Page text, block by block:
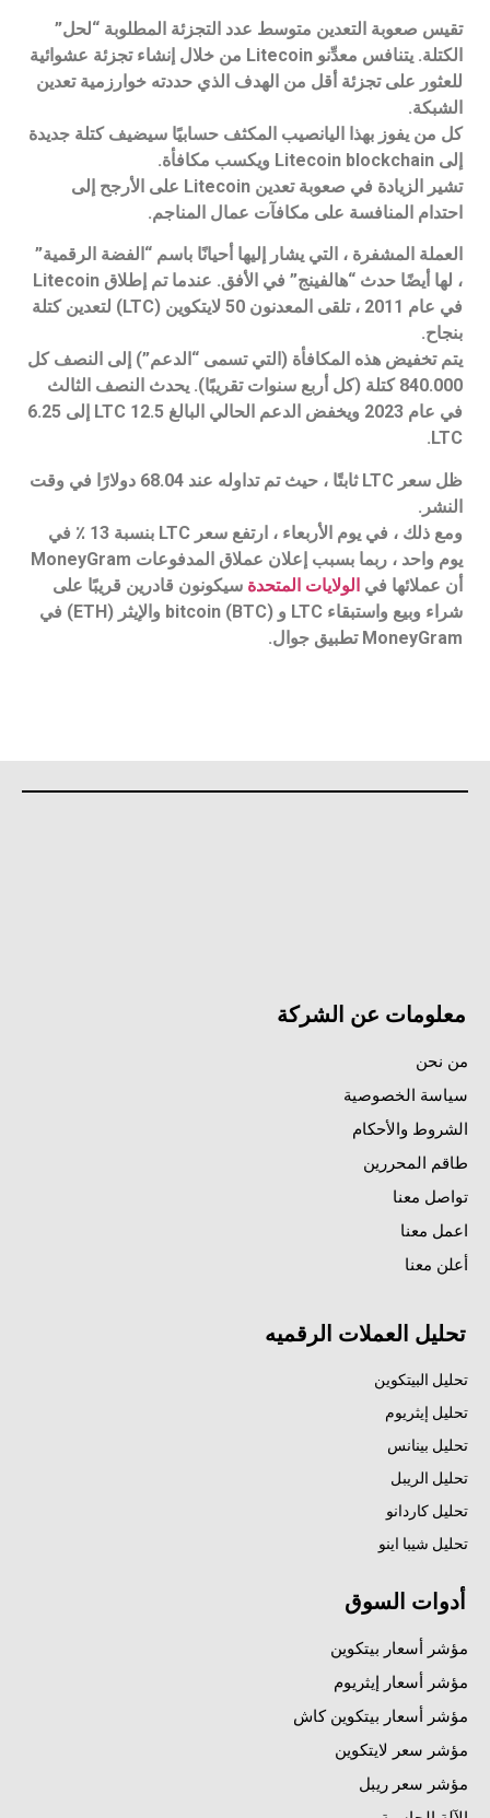
تقيس صعوبة التعدين متوسط ​​عدد التجزئة المطلوبة “لحل”
الكتلة. يتنافس معدِّنو Litecoin من خلال إنشاء تجزئة عشوائية
للعثور على تجزئة أقل من الهدف الذي حددته خوارزمية تعدين
الشبكة.
كل من يفوز بهذا اليانصيب المكثف حسابيًا سيضيف كتلة جديدة
إلى Litecoin blockchain ويكسب مكافأة.
تشير الزيادة في صعوبة تعدين Litecoin على الأرجح إلى
احتدام المنافسة على مكافآت عمال المناجم.
العملة المشفرة ، التي يشار إليها أحيانًا باسم “الفضة الرقمية”
، لها أيضًا حدث “هالفينج” في الأفق. عندما تم إطلاق Litecoin
في عام 2011 ، تلقى المعدنون 50 لايتكوين (LTC) لتعدين كتلة
بنجاح.
يتم تخفيض هذه المكافأة (التي تسمى “الدعم”) إلى النصف كل
840.000 كتلة (كل أربع سنوات تقريبًا). يحدث النصف الثالث
في عام 2023 ويخفض الدعم الحالي البالغ 12.5 LTC إلى 6.25
LTC.
ظل سعر LTC ثابتًا ، حيث تم تداوله عند 68.04 دولارًا في وقت
النشر.
ومع ذلك ، في يوم الأربعاء ، ارتفع سعر LTC بنسبة 13 ٪ في
يوم واحد ، ربما بسبب إعلان عملاق المدفوعات MoneyGram
أن عملائها في الولايات المتحدة سيكونون قادرين قريبًا على
شراء وبيع واستبقاء LTC و bitcoin (BTC) والإيثر (ETH) في
MoneyGram تطبيق جوال.
معلومات عن الشركة
من نحن
سياسة الخصوصية
الشروط والأحكام
طاقم المحررين
تواصل معنا
اعمل معنا
أعلن معنا
تحليل العملات الرقميه
تحليل البيتكوين
تحليل إيثريوم
تحليل بينانس
تحليل الريبل
تحليل كاردانو
تحليل شيبا اينو
أدوات السوق
مؤشر أسعار بيتكوين
مؤشر أسعار إيثريوم
مؤشر أسعار بيتكوين كاش
مؤشر سعر لايتكوين
مؤشر سعر ريبل